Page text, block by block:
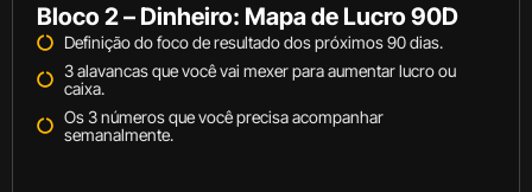
Bloco 2 – Dinheiro: Mapa de Lucro 90D
Definição do foco de resultado dos próximos 90 dias.
3 alavancas que você vai mexer para aumentar lucro ou
caixa.
Os 3 números que você precisa acompanhar
semanalmente.